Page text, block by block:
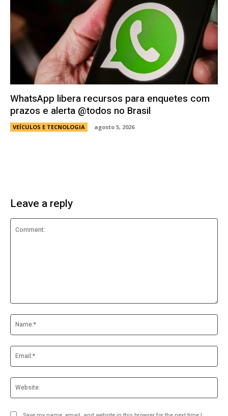
WhatsApp libera recursos para enquetes com
prazos e alerta @todos no Brasil
VEÍCULOS E TECNOLOGIA agosto 5, 2026
Leave a reply